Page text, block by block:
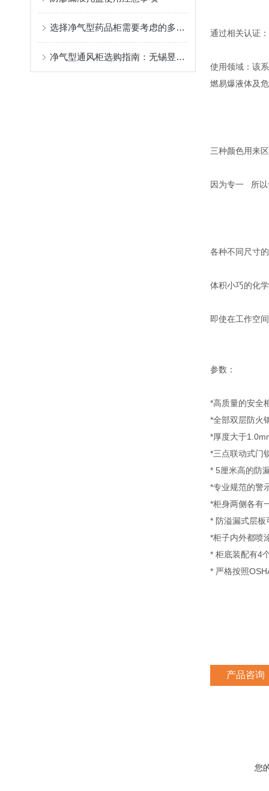
选择净气型药品柜需要考虑的多个因素
净气型通风柜选购指南：无锡昱邦安保科技，型号多样售后佳
通过相关认证
使用领域：该
燃易爆液体及
三种颜色用来
因为专一 所以
各种不同尺寸
体积小巧的化
即使在工作空
参数：
*高质量的安全
*全部双层防火
*厚度大于
*三点联动式门
* 5厘米高的防
*专业规范的警
*柜身两侧各有
* 防溢漏式层板
*柜子内外都喷
* 柜底装配有4
* 严格按照
产品咨询
您